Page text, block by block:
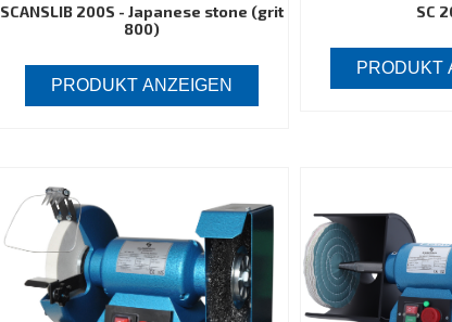
SCANSLIB 200S - Japanese stone (grit
800)
PRODUKT ANZEIGEN
SC
PRODUKT